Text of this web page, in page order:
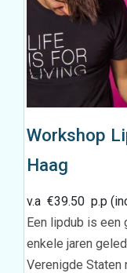
Workshop
Haag
v.a€39.50 p.p
Een lipdub is een
enkele jaren
Verenigde Staten